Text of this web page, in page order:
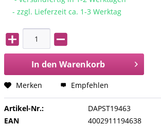
- zzgl. Lieferzeit ca. 1-3 Werktag
In den Warenkorb
Merken Empfehlen
Artikel-Nr.:
DAPST19463
EAN
4002911194638